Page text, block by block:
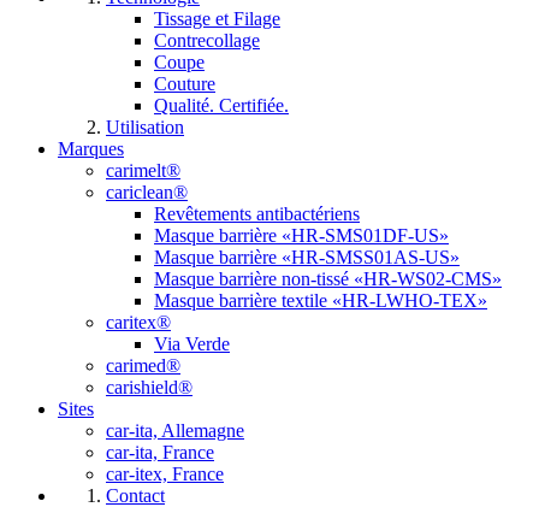
Tissage et Filage
Contrecollage
Coupe
Couture
Qualité. Certifiée.
Utilisation
Marques
carimelt®
cariclean®
Revêtements antibactériens
Masque barrière «HR-SMS01DF-US»
Masque barrière «HR-SMSS01AS-US»
Masque barrière non-tissé «HR-WS02-CMS»
Masque barrière textile «HR-LWHO-TEX»
caritex®
Via Verde
carimed®
carishield®
Sites
car-ita, Allemagne
car-ita, France
car-itex, France
Contact